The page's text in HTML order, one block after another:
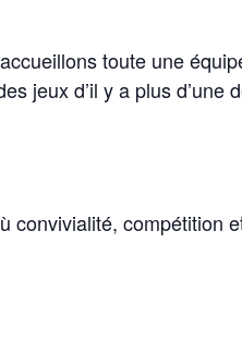
toute une
jeux d’il y a plus d’une
convivialité, compétition